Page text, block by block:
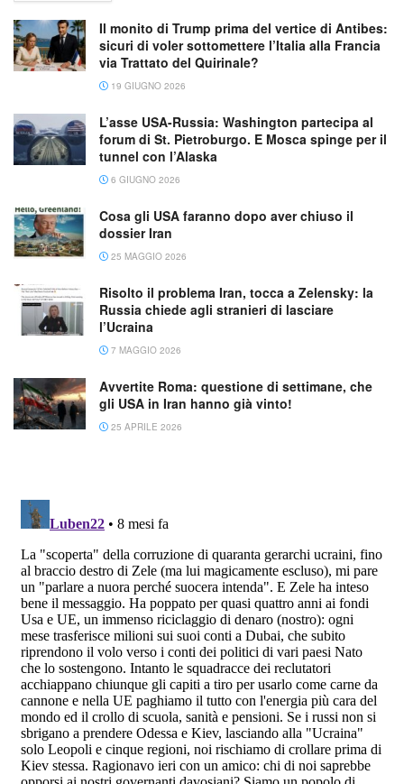
Il monito di Trump prima del vertice di Antibes:
sicuri di voler sottomettere l’Italia alla Francia
via Trattato del Quirinale?
19 GIUGNO 2026
L’asse USA-Russia: Washington partecipa al
forum di St. Pietroburgo. E Mosca spinge per il
tunnel con l’Alaska
6 GIUGNO 2026
Cosa gli USA faranno dopo aver chiuso il
dossier Iran
25 MAGGIO 2026
Risolto il problema Iran, tocca a Zelensky: la
Russia chiede agli stranieri di lasciare
l’Ucraina
7 MAGGIO 2026
Avvertite Roma: questione di settimane, che
gli USA in Iran hanno già vinto!
25 APRILE 2026